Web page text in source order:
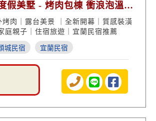
假美墅 - 烤肉包棟 衝浪泡溫泉
烤肉｜露台美景 ｜全新開幕｜質感裝潢
庭親子｜住宿旅遊｜宜蘭民宿推薦
城民宿 宜蘭民宿